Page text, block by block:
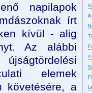
A
A
napilapok
írt
kívül - alig
Az alábbi
elemek
követésére, a